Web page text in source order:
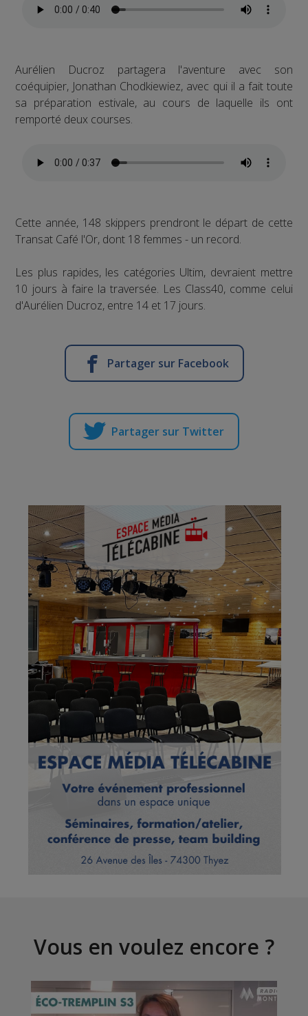
Aurélien Ducroz partagera l'aventure avec son
coéquipier, Jonathan Chodkiewiez, avec qui il a fait toute
sa préparation estivale, au cours de laquelle ils ont
remporté deux courses.
Cette année, 148 skippers prendront le départ de cette
Transat Café l'Or, dont 18 femmes - un record.
Les plus rapides, les catégories Ultim, devraient mettre
10 jours à faire la traversée. Les Class40, comme celui
d'Aurélien Ducroz, entre 14 et 17 jours.
Partager sur Facebook
Partager sur Twitter
Vous en voulez encore ?